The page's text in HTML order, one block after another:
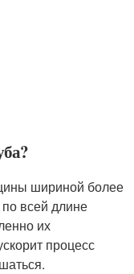
шириной более
всей длине
их
процесс